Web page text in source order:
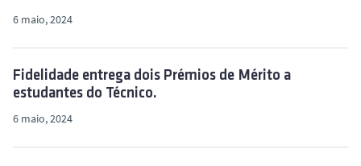
6 maio, 2024
Fidelidade entrega dois Prémios de Mérito a
estudantes do Técnico.
6 maio, 2024